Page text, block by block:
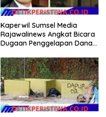
Kaperwil Sumsel Media
Rajawalinews Angkat Bicara
Dugaan Penggelapan Dana
Argomulyo Belitang Jaya
Hilang 3 Bulan Bawa
Anggaran Pembangunan